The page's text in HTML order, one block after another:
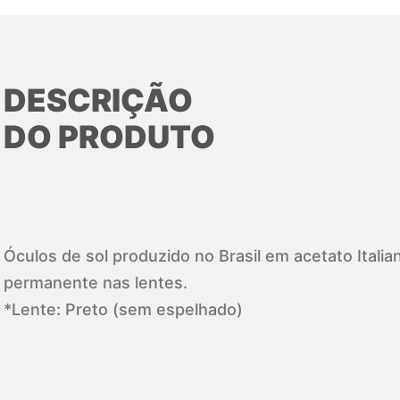
DESCRIÇÃO
DO PRODUTO
Óculos de sol produzido no Brasil em acetato
permanente nas lentes.
*Lente: Preto (sem espelhado)